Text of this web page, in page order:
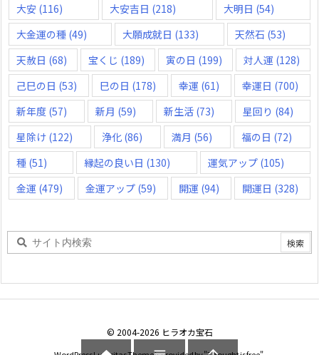
大安 (116) 大安吉日 (218) 大明日 (54)
大金運の種 (49) 大願成就日 (133) 天然石 (53)
天赦日 (68) 宝くじ (189) 寅の日 (199) 対人運 (128)
己巳の日 (53) 巳の日 (178) 幸運 (61) 幸運日 (700)
新年度 (57) 新月 (59) 新生活 (73) 星回り (84)
星除け (122) 浄化 (86) 満月 (56) 福の日 (72)
種 (51) 縁起の良い日 (130) 運気アップ(105)
金運 (479) 金運アップ (59) 開運 (94) 開運日 (328)
© 2004-2026 ヒラオカ宝石